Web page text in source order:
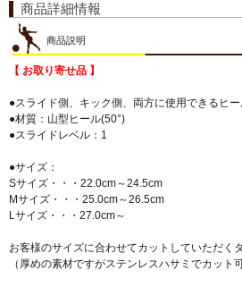
商品詳細情報
商品説明
【 お取り寄せ品 】
●スライド側、キック側、両方に使用できるヒ
●材質：山型ヒール(50°)
●スライドレベル：1
●サイズ：
Sサイズ・・・22.0cm～24.5cm
Mサイズ・・・25.0cm～26.5cm
Lサイズ・・・27.0cm～
お客様のサイズに合わせてカットしていただく
（厚めの素材ですがステンレスハサミでカット可